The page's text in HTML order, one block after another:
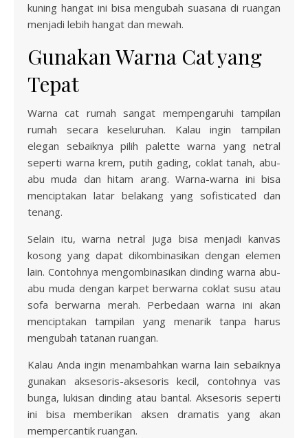
kuning hangat ini bisa mengubah suasana di ruangan
menjadi lebih hangat dan mewah.
Gunakan Warna Cat yang
Tepat
Warna cat rumah sangat mempengaruhi tampilan
rumah secara keseluruhan. Kalau ingin tampilan
elegan sebaiknya pilih palette warna yang netral
seperti warna krem, putih gading, coklat tanah, abu-
abu muda dan hitam arang. Warna-warna ini bisa
menciptakan latar belakang yang sofisticated dan
tenang.
Selain itu, warna netral juga bisa menjadi kanvas
kosong yang dapat dikombinasikan dengan elemen
lain. Contohnya mengombinasikan dinding warna abu-
abu muda dengan karpet berwarna coklat susu atau
sofa berwarna merah. Perbedaan warna ini akan
menciptakan tampilan yang menarik tanpa harus
mengubah tatanan ruangan.
Kalau Anda ingin menambahkan warna lain sebaiknya
gunakan aksesoris-aksesoris kecil, contohnya vas
bunga, lukisan dinding atau bantal. Aksesoris seperti
ini bisa memberikan aksen dramatis yang akan
mempercantik ruangan.